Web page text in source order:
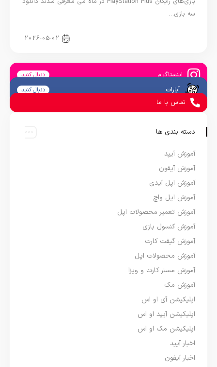
سه بازی…
2026-05-02
اینستاگرام دنبال کنید
آپارات دنبال کنید
تماس با ما
دسته بندی ها
آموزش آیپد
آموزش آیفون
آموزش اپل آیدی
آموزش اپل واچ
آموزش تعمیر محصولات اپل
آموزش کنسول بازی
آموزش گیفت کارت
آموزش محصولات اپل
آموزش مستر کارت و ویزا
آموزش مک
اپلیکیشن آی او اس
اپلیکیشن آیپد او اس
اپلیکیشن مک او اس
اخبار آیپد
اخبار آیفون